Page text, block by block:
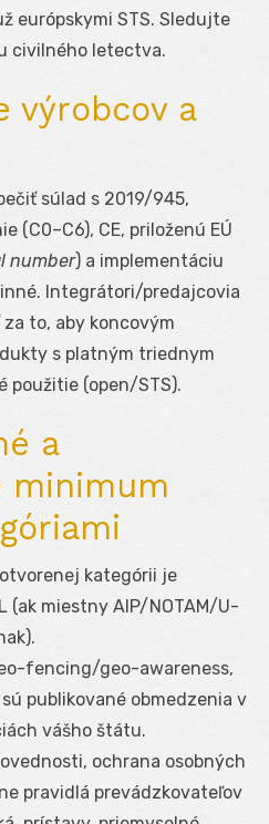
európskymi STS. Sledujte
civilného letectva.
výrobcov a
súlad s 2019/945,
(C0–C6), CE, priloženú EÚ
number) a implementáciu
Integrátori/predajcovia
to, aby koncovým
s platným triednym
použitie (open/STS).
a
minimum
kategórii je
(ak miestny AIP/NOTAM/U-
fencing/geo-awareness,
publikované obmedzenia v
vášho štátu.
ochrana osobných
pravidlá prevádzkovateľov